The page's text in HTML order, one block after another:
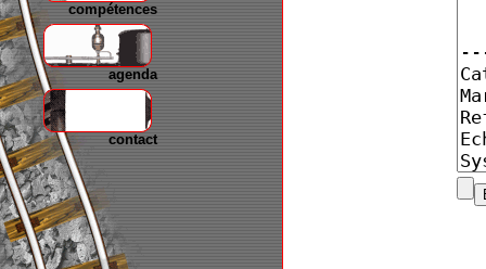
compétences
agenda
contact